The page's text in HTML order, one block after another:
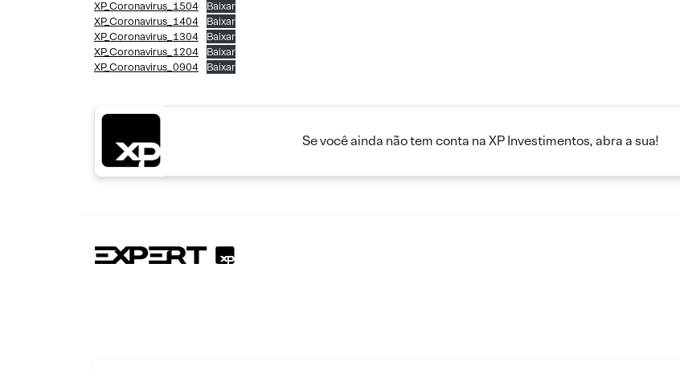
XP_Coronavirus_1504
Baixar
XP_Coronavirus_1404
Baixar
XP_Coronavirus_1304
Baixar
XP_Coronavirus_1204
Baixar
XP_Coronavirus_0904
Baixar
Se você ainda não tem conta na XP Investimentos, abra a sua!